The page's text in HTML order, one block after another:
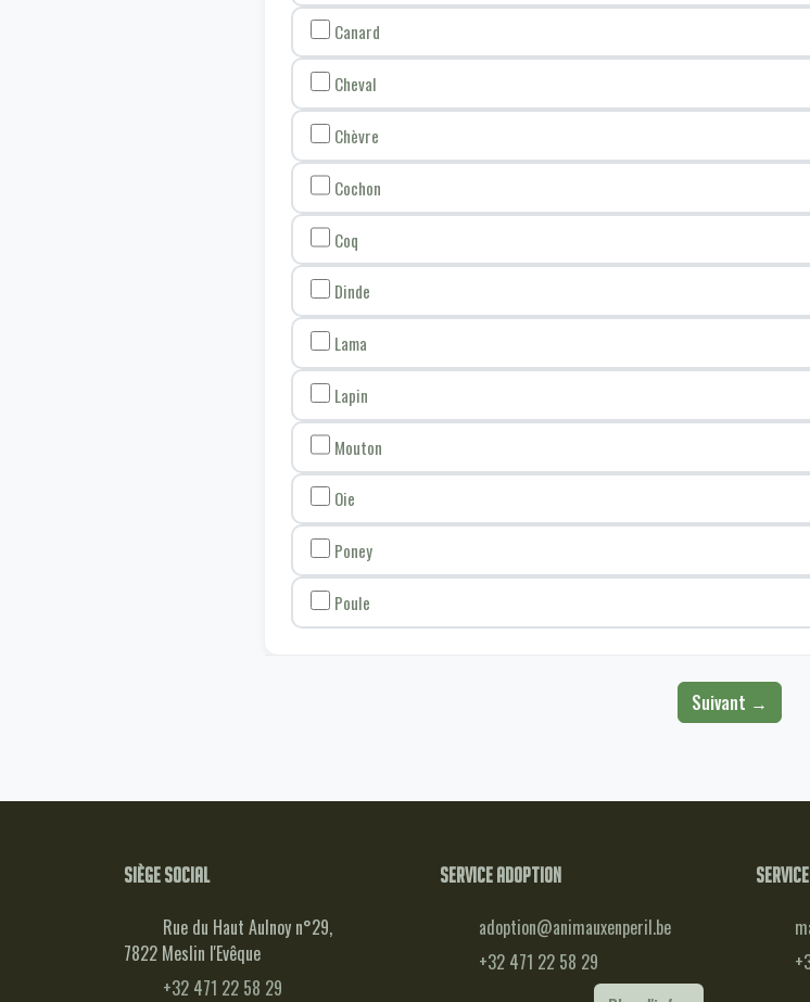
Canard
Cheval
Chèvre
Cochon
Coq
Dinde
Lama
Lapin
Mouton
Oie
Poney
Poule
Suivant →
Siège social
Rue du Haut Aulnoy n°29,
7822 Meslin l'Evêque
+32 471 22 58 29
Service adoption
adoption@animauxenperil.be
+32 471 22 58 29